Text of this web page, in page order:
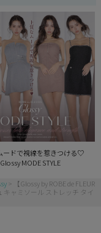
ードで視線を惹きつける♡
Glossy MODE STYLE
【Glossy by ROBE de FLEUR
ャミソール ストレッチ タイ